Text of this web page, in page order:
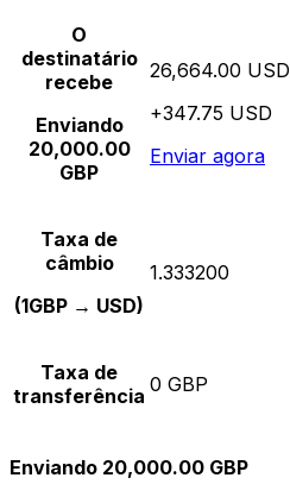
O
destinatário
recebe
Enviando
20,000.00
GBP
26,664.00 USD
+347.75 USD
Enviar agora
Taxa de
câmbio
(1GBP → USD)
1.333200
Taxa de
transferência 0 GBP
Enviando 20,000.00 GBP